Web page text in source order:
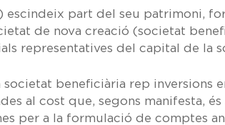
part del seu patrimoni,
de nova creació (societat
representatives del capital de la
societat beneficiària rep
al cost que, segons manifesta,
per a la formulació de comptes